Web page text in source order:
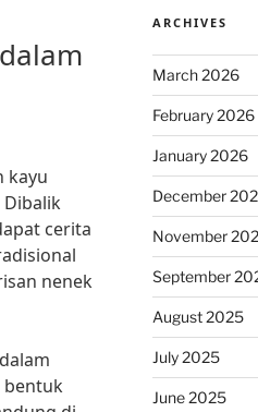
kayu
cerita
nenek
bentuk
ARCHIVES
March 2026
February 2026
January 2026
December
November
September
August 2025
July 2025
June 2025